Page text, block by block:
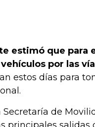
estimó que para
por las
estos días para
de